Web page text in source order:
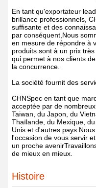
En tant qu'exportateur
brillance professionnels,
suffisante et des
par conséquent,Nous
en mesure de répondre à
produits sont à un prix
qui permet à nos clients
la concurrence.
La société fournit des
CHNSpec en tant que
acceptée par de
Taiwan, du Japon, du
Thaïlande, du Mexique,
Unis et d'autres
l'occasion de vous servir
un proche
de mieux en mieux.
Histoire